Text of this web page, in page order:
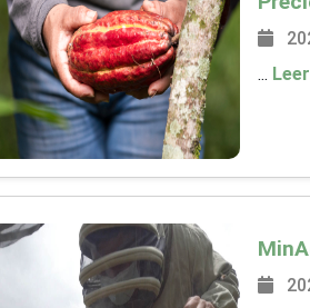
​​​​​​​​​​​​​​​​​​​​​​​​​​​​​​​​​​​​​​​​​​​​​​​​​​​​​​​​​​​​​​​​​​​​​​​​​​​​​​​​​​​​​​​​​​​​​​​​​​​​​​​​​​​​​​​​​​​​​​​​...